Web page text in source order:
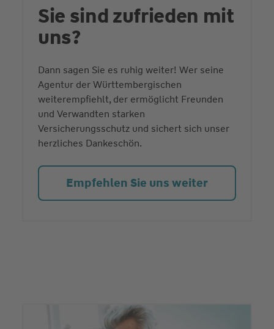
Sie sind zufrieden mit
uns?
Dann sagen Sie es ruhig weiter! Wer seine
Agentur der Württembergischen
weiterempfiehlt, der ermöglicht Freunden
und Verwandten starken
Versicherungsschutz und sichert sich unser
herzliches Dankeschön.
Empfehlen Sie uns weiter